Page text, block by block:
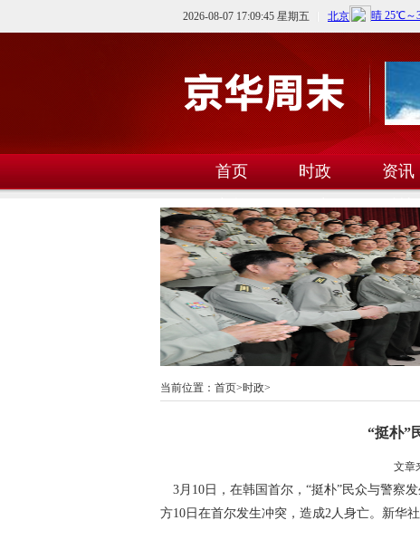
2026-08-07 17:09:45 星期五
首页 时政 资讯
文教
卫生
科技
当前位置： 首页>时政>
“挺朴”
文章
3月10日，在韩国首尔，“挺朴”民众与警察
方10日在首尔发生冲突，造成2人身亡。新华